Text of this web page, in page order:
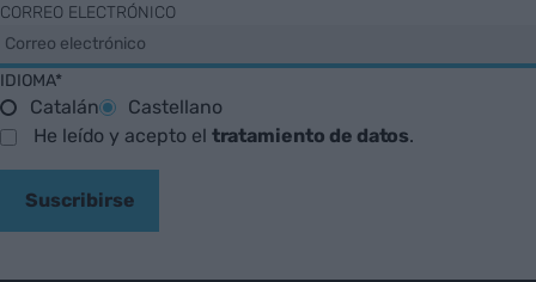
CORREO ELECTRÓNICO
IDIOMA*
Catalán
Castellano
He leído y acepto el tratamiento de datos.
Suscribirse